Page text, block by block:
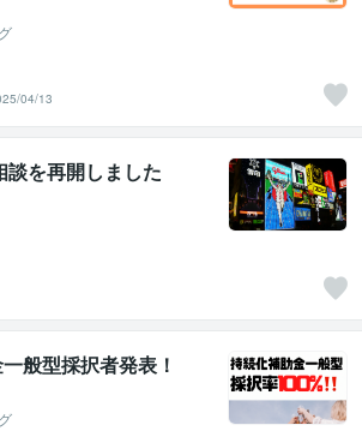
04/13
を再開しました
般型採択者発表！